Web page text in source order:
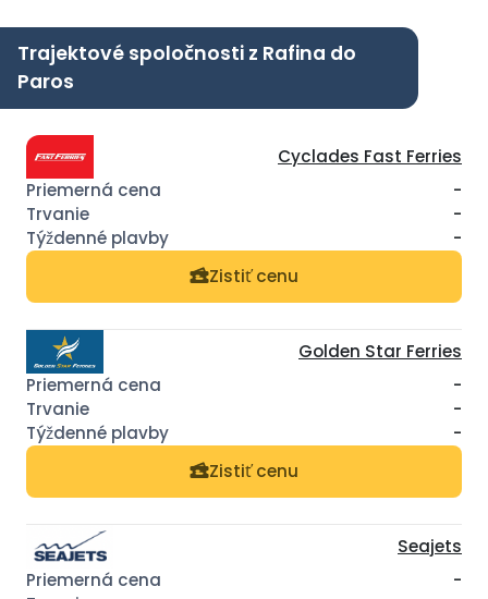
Trajektové spoločnosti z Rafina do
Paros
Cyclades Fast Ferries
-
-
-
Zistiť cenu
Golden Star Ferries
-
-
-
Zistiť cenu
Seajets
-